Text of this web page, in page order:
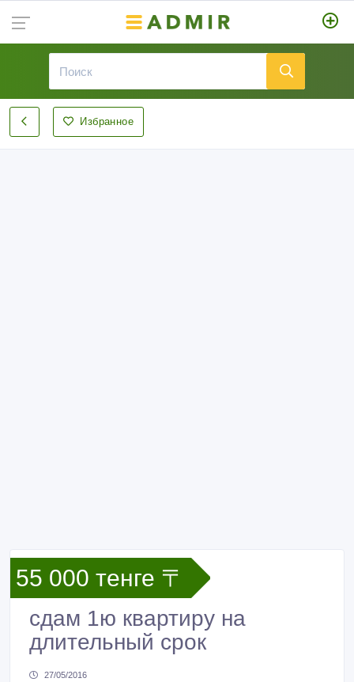
Избранное
55 000 тенге 〒
сдам 1ю квартиру на
длительный срок
27/05/2016